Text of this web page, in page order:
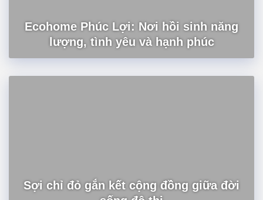
Ecohome Phúc Lợi: Nơi hồi sinh năng
lượng, tình yêu và hạnh phúc
Sợi chỉ đỏ gắn kết cộng đồng giữa đời